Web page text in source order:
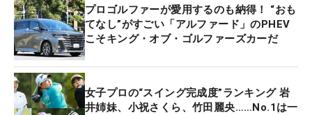
プロゴルファーが愛用するのも納得！ “おも
てなし”がすごい「アルファード」のPHEV
こそキング・オブ・ゴルファーズカーだ
女子プロの“スイング完成度”ランキング 岩
井姉妹、小祝さくら、竹田麗央……No.1は一